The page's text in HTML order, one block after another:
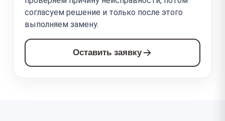
согласуем решение и только после этого
выполняем замену.
Оставить заявку